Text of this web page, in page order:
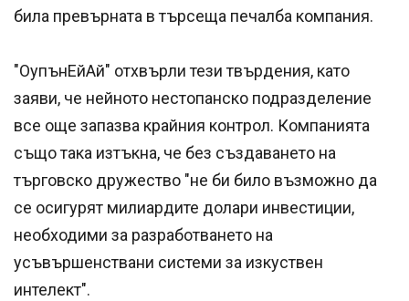
била превърната в търсеща печалба компания.
"ОупънЕйАй" отхвърли тези твърдения, като
заяви, че нейното нестопанско подразделение
все още запазва крайния контрол. Компанията
също така изтъкна, че без създаването на
търговско дружество "не би било възможно да
се осигурят милиардите долари инвестиции,
необходими за разработването на
усъвършенствани системи за изкуствен
интелект".